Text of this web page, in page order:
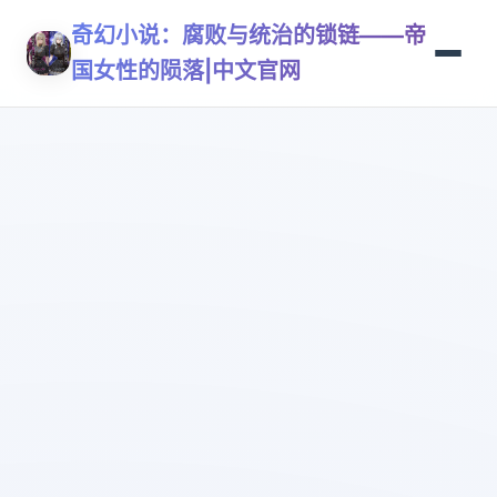
奇幻小说：腐败与统治的锁链——帝
国女性的陨落|中文官网